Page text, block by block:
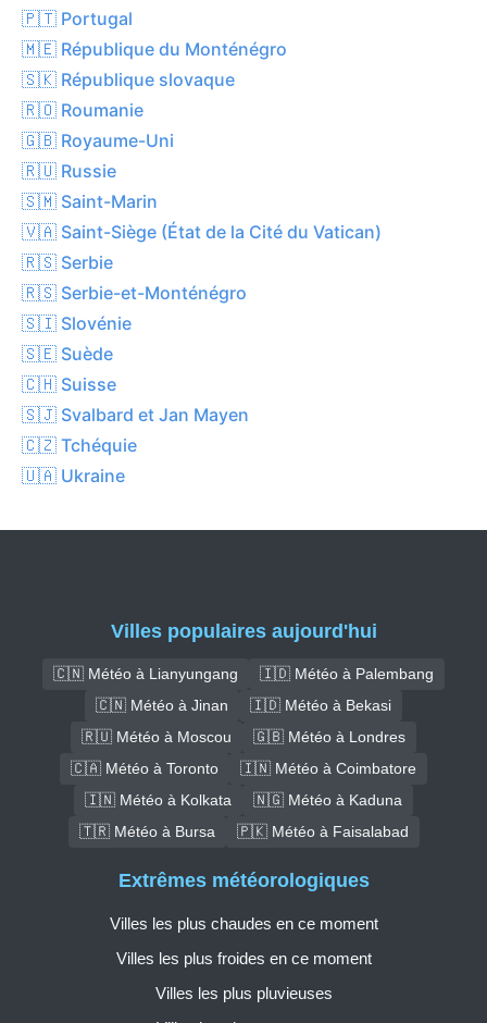
🇵🇹 Portugal
🇲🇪 République du Monténégro
🇸🇰 République slovaque
🇷🇴 Roumanie
🇬🇧 Royaume-Uni
🇷🇺 Russie
🇸🇲 Saint-Marin
🇻🇦 Saint-Siège (État de la Cité du Vatican)
🇷🇸 Serbie
🇷🇸 Serbie-et-Monténégro
🇸🇮 Slovénie
🇸🇪 Suède
🇨🇭 Suisse
🇸🇯 Svalbard et Jan Mayen
🇨🇿 Tchéquie
🇺🇦 Ukraine
Villes populaires aujourd'hui
🇨🇳 Météo à Lianyungang
🇮🇩 Météo à Palembang
🇨🇳 Météo à Jinan
🇮🇩 Météo à Bekasi
🇷🇺 Météo à Moscou
🇬🇧 Météo à Londres
🇨🇦 Météo à Toronto
🇮🇳 Météo à Coimbatore
🇮🇳 Météo à Kolkata
🇳🇬 Météo à Kaduna
🇹🇷 Météo à Bursa
🇵🇰 Météo à Faisalabad
Extrêmes météorologiques
Villes les plus chaudes en ce moment
Villes les plus froides en ce moment
Villes les plus pluvieuses